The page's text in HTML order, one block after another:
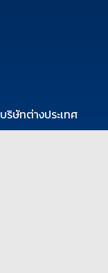
บริษัทต่างประเทศ